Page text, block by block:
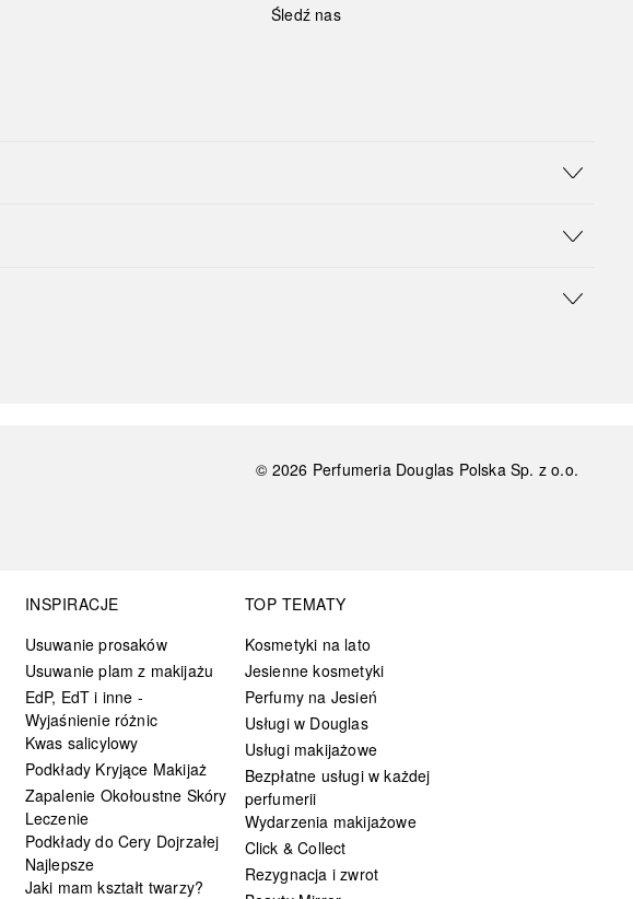
Śledź nas
© 2026 Perfumeria Douglas Polska Sp. z o.o.
INSPIRACJE
Usuwanie prosaków
Usuwanie plam z makijażu
EdP, EdT i inne -
Wyjaśnienie różnic
Kwas salicylowy
Podkłady Kryjące Makijaż
Zapalenie Okołoustne Skóry
Leczenie
Podkłady do Cery Dojrzałej
Najlepsze
Jaki mam kształt twarzy?
TOP TEMATY
Kosmetyki na lato
Jesienne kosmetyki
Perfumy na Jesień
Usługi w Douglas
Usługi makijażowe
Bezpłatne usługi w każdej
perfumerii
Wydarzenia makijażowe
Click & Collect
Rezygnacja i zwrot